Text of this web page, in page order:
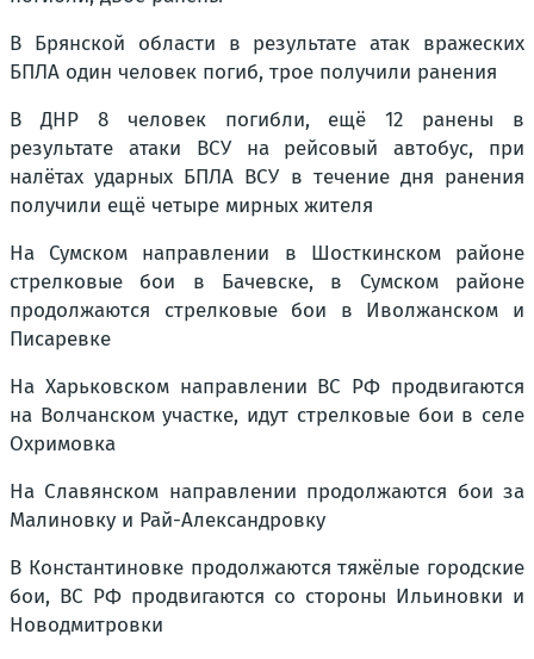
В Брянской области в результате атак вражеских
БПЛА один человек погиб, трое получили ранения
В ДНР 8 человек погибли, ещё 12 ранены в
результате атаки ВСУ на рейсовый автобус, при
налётах ударных БПЛА ВСУ в течение дня ранения
получили ещё четыре мирных жителя
На Сумском направлении в Шосткинском районе
стрелковые бои в Бачевске, в Сумском районе
продолжаются стрелковые бои в Иволжанском и
Писаревке
На Харьковском направлении ВС РФ продвигаются
на Волчанском участке, идут стрелковые бои в селе
Охримовка
На Славянском направлении продолжаются бои за
Малиновку и Рай-Александровку
В Константиновке продолжаются тяжёлые городские
бои, ВС РФ продвигаются со стороны Ильиновки и
Новодмитровки